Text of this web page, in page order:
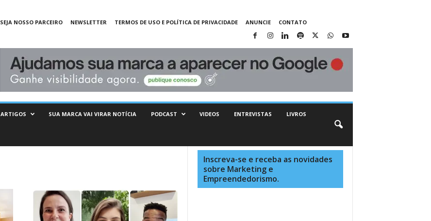
SEJA NOSSO PARCEIRO NEWSLETTER TERMOS DE USO E POLÍTICA DE PRIVACIDADE ANUNCIE CONTATO
ARTIGOS SUA MARCA VAI VIRAR NOTÍCIA PODCAST VIDEOS ENTREVISTAS LIVROS
Inscreva-se e receba as novidades
sobre Marketing e
Empreendedorismo.